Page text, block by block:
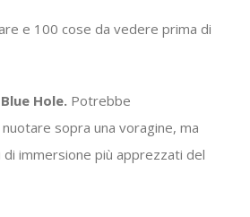
Hole. Potrebbe
sopra una voragine, ma
immersione più apprezzati del